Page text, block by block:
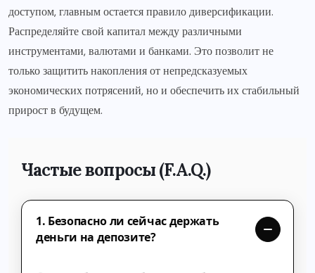
доступом, главным остается правило диверсификации.
Распределяйте свой капитал между различными
инструментами, валютами и банками. Это позволит не
только защитить накопления от непредсказуемых
экономических потрясений, но и обеспечить их стабильный
прирост в будущем.
Частые вопросы (F.A.Q.)
1. Безопасно ли сейчас держать
деньги на депозите?